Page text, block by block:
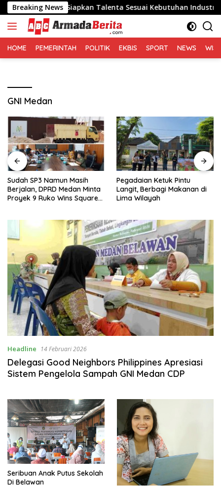
Langsung
ke
konten
Breaking News
Diminta Siapkan Talenta Sesuai Kebutuhan Industri
HOME PEMERINTAH POLITIK EKBIS SPORT NEWS
GNI Medan
Sudah SP3 Namun Masih
Berjalan, DPRD Medan Minta
Proyek 9 Ruko Wins Square
Pegadaian Ketuk Pintu
Langit, Berbagi Makanan di
Lima Wilayah
Headline 14 Februari 2026
Delegasi Good Neighbors Philippines Apresiasi
Sistem Pengelola Sampah GNI Medan CDP
Seribuan Anak Putus Sekolah
Di Belawan